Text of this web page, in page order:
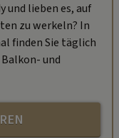
und lieben es, auf
zu werkeln? In
finden Sie täglich
und